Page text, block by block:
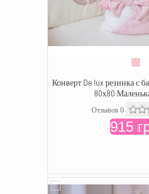
Конверт De lux резинка с
80х80
Отзывов 0
915